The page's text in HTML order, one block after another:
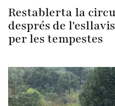
Restablerta la
després de
per les tempestes